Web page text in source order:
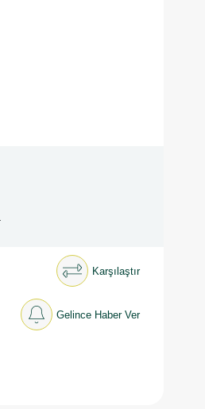
Karşılaştır
Gelince Haber Ver